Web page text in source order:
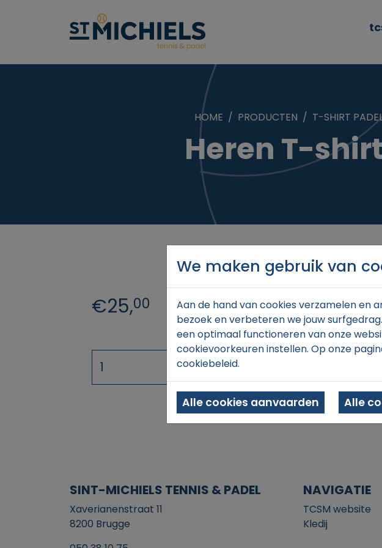
HOME PRODUCTEN T-SHIRT
Heren T-
€25,00
SINT-MICHIELS TENNIS & PADEL
Xaverianenstraat 11
8200 Brugge
NAVIGATIE
TCSM website
Kledij
We maken gebruik van
Aan de hand van cookies verzamelen en
bezoek en verbeteren we jouw
een optimaal functioneren van onze
cookievoorkeuren instellen. Op onze
cookiebeleid.
Alle cookies aanvaarden Alle